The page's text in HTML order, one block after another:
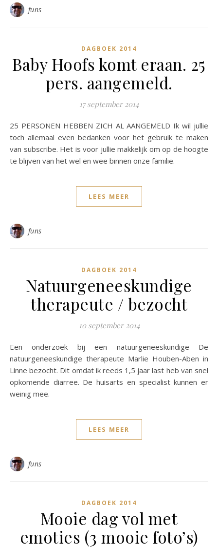
funs
DAGBOEK 2014
Baby Hoofs komt eraan. 25
pers. aangemeld.
17 september 2014
25 PERSONEN HEBBEN ZICH AL AANGEMELD Ik wil jullie
toch allemaal even bedanken voor het gebruik te maken
van subscribe. Het is voor jullie makkelijk om op de hoogte
te blijven van het wel en wee binnen onze familie.
LEES MEER
funs
DAGBOEK 2014
Natuurgeneeskundige
therapeute / bezocht
10 september 2014
Een onderzoek bij een natuurgeneeskundige De
natuurgeneeskundige therapeute Marlie Houben-Aben in
Linne bezocht. Dit omdat ik reeds 1,5 jaar last heb van snel
opkomende diarree. De huisarts en specialist kunnen er
weinig mee.
LEES MEER
funs
DAGBOEK 2014
Mooie dag vol met
emoties (3 mooie foto’s)